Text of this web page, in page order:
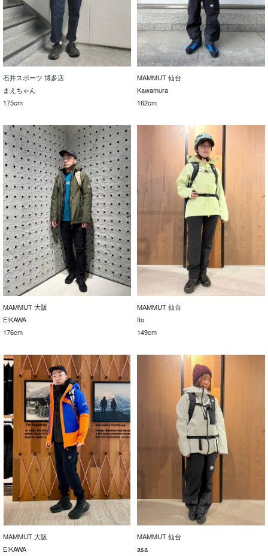
石井スポーツ 博多店
まえちゃん
175cm
MAMMUT 仙台
Kawamura
162cm
MAMMUT 大阪
E!KAWA
176cm
MAMMUT 仙台
Ito
149cm
MAMMUT 大阪
E!KAWA
MAMMUT 仙台
asa